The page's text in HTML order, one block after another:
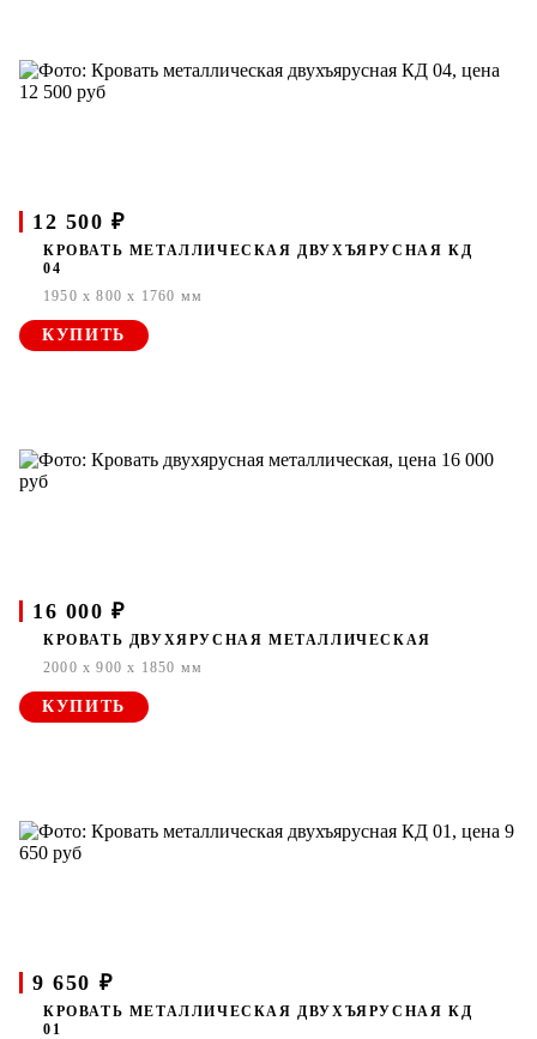
12 500 ₽
КРОВАТЬ МЕТАЛЛИЧЕСКАЯ ДВУХЪЯРУСНАЯ КД
04
1950 x 800 x 1760 мм
КУПИТЬ
16 000 ₽
КРОВАТЬ ДВУХЯРУСНАЯ МЕТАЛЛИЧЕСКАЯ
2000 x 900 x 1850 мм
КУПИТЬ
9 650 ₽
КРОВАТЬ МЕТАЛЛИЧЕСКАЯ ДВУХЪЯРУСНАЯ КД
01